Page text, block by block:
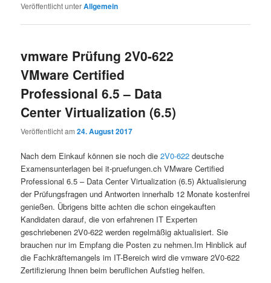
Veröffentlicht unterAllgemein
vmware Prüfung 2V0-622
VMware Certified
Professional 6.5 – Data
Center Virtualization (6.5)
Veröffentlicht am24. August 2017
Nach dem Einkauf können sie noch die2V0-622 deutsche
Examensunterlagen bei it-pruefungen.ch VMware Certified
Professional 6.5 – Data Center Virtualization (6.5) Aktualisierung
der Prüfungsfragen und Antworten innerhalb 12 Monate kostenfrei
genießen. Übrigens bitte achten die schon eingekauften
Kandidaten darauf, die von erfahrenen IT Experten
geschriebenen 2V0-622 werden regelmäßig aktualisiert. Sie
brauchen nur im Empfang die Posten zu nehmen.Im Hinblick auf
die Fachkräftemangels im IT-Bereich wird die vmware 2V0-622
Zertifizierung Ihnen beim beruflichen Aufstieg helfen.